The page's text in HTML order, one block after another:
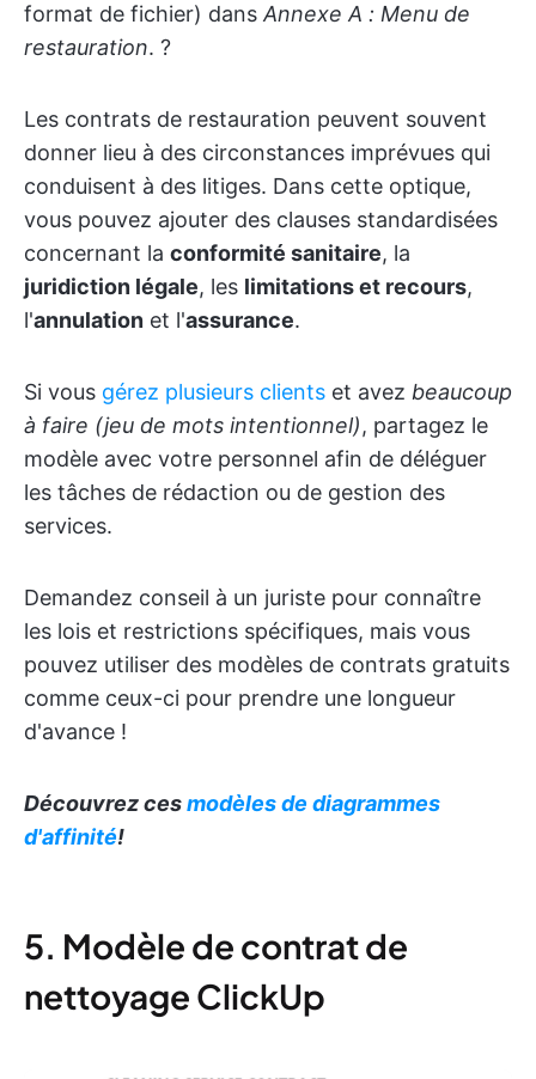
format de fichier) dans Annexe A : Menu de
restauration. ?
Les contrats de restauration peuvent souvent
donner lieu à des circonstances imprévues qui
conduisent à des litiges. Dans cette optique,
vous pouvez ajouter des clauses standardisées
concernant la conformité sanitaire, la
juridiction légale, les limitations et recours,
l'annulation et l'assurance.
Si vous gérez plusieurs clients et avez beaucoup
à faire (jeu de mots intentionnel), partagez le
modèle avec votre personnel afin de déléguer
les tâches de rédaction ou de gestion des
services.
Demandez conseil à un juriste pour connaître
les lois et restrictions spécifiques, mais vous
pouvez utiliser des modèles de contrats gratuits
comme ceux-ci pour prendre une longueur
d'avance !
Découvrez cesmodèles de diagrammes
d'affinité!
5. Modèle de contrat de
nettoyage ClickUp